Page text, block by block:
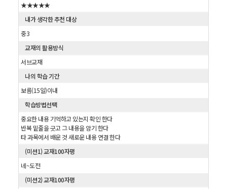
★★★★★
내가 생각한 추천 대상
중3
교재의 활용방식
서브교재
나의 학습 기간
보름(15일)이내
학습방법선택
중요한 내용 기억하고 있는지 확인 한다
반복 밑줄을 긋고 그 내용을 암기 한다
타 과목에서 배운 것 새로운 내용 연결 한다
(미션1) 교재100자평
네~도전
(미션2) 교재100자평